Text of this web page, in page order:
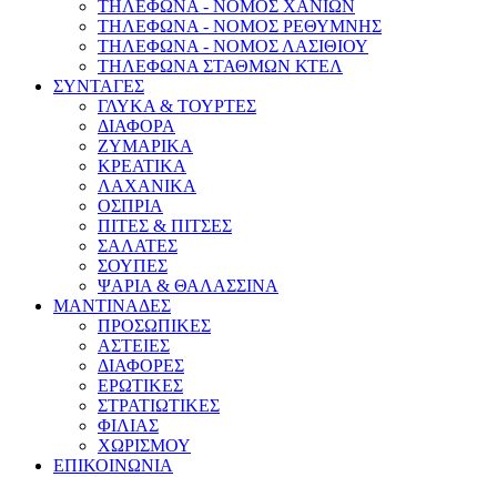
ΤΗΛΕΦΩΝΑ - ΝΟΜΟΣ ΧΑΝΙΩΝ
ΤΗΛΕΦΩΝΑ - ΝΟΜΟΣ ΡΕΘΥΜΝΗΣ
ΤΗΛΕΦΩΝΑ - ΝΟΜΟΣ ΛΑΣΙΘΙΟΥ
ΤΗΛΕΦΩΝΑ ΣΤΑΘΜΩΝ ΚΤΕΛ
ΣΥΝΤΑΓΕΣ
ΓΛΥΚΑ & ΤΟΥΡΤΕΣ
ΔΙΑΦΟΡΑ
ΖΥΜΑΡΙΚΑ
ΚΡΕΑΤΙΚΑ
ΛΑΧΑΝΙΚΑ
ΟΣΠΡΙΑ
ΠΙΤΕΣ & ΠΙΤΣΕΣ
ΣΑΛΑΤΕΣ
ΣΟΥΠΕΣ
ΨΑΡΙΑ & ΘΑΛΑΣΣΙΝΑ
ΜΑΝΤΙΝΑΔΕΣ
ΠΡΟΣΩΠΙΚΕΣ
ΑΣΤΕΙΕΣ
ΔΙΑΦΟΡΕΣ
ΕΡΩΤΙΚΕΣ
ΣΤΡΑΤΙΩΤΙΚΕΣ
ΦΙΛΙΑΣ
ΧΩΡΙΣΜΟΥ
ΕΠΙΚΟΙΝΩΝΙΑ